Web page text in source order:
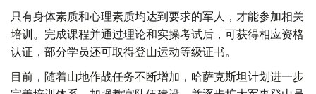
只有身体素质和心理素质均达到要求的军人，才能参加相关
培训。完成课程并通过理论和实操考试后，可获得相应资格
认证，部分学员还可取得登山运动等级证书。
目前，随着山地作战任务不断增加，哈萨克斯坦计划进一步